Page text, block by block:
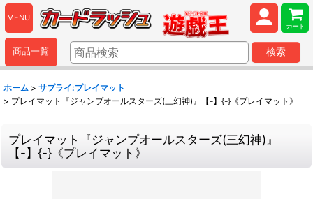
MENU
カート
商品一覧 検索
ホーム > サプライ:プレイマット
> プレイマット『ジャンプオールスターズ(三幻神)』【-】{-}《プレイマット》
プレイマット『ジャンプオールスターズ(三幻神)』
【-】{-}《プレイマット》